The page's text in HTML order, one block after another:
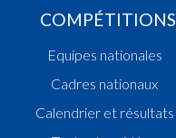
COMPÉTITIONS
Equipes nationales
Cadres nationaux
Calendrier et résultats